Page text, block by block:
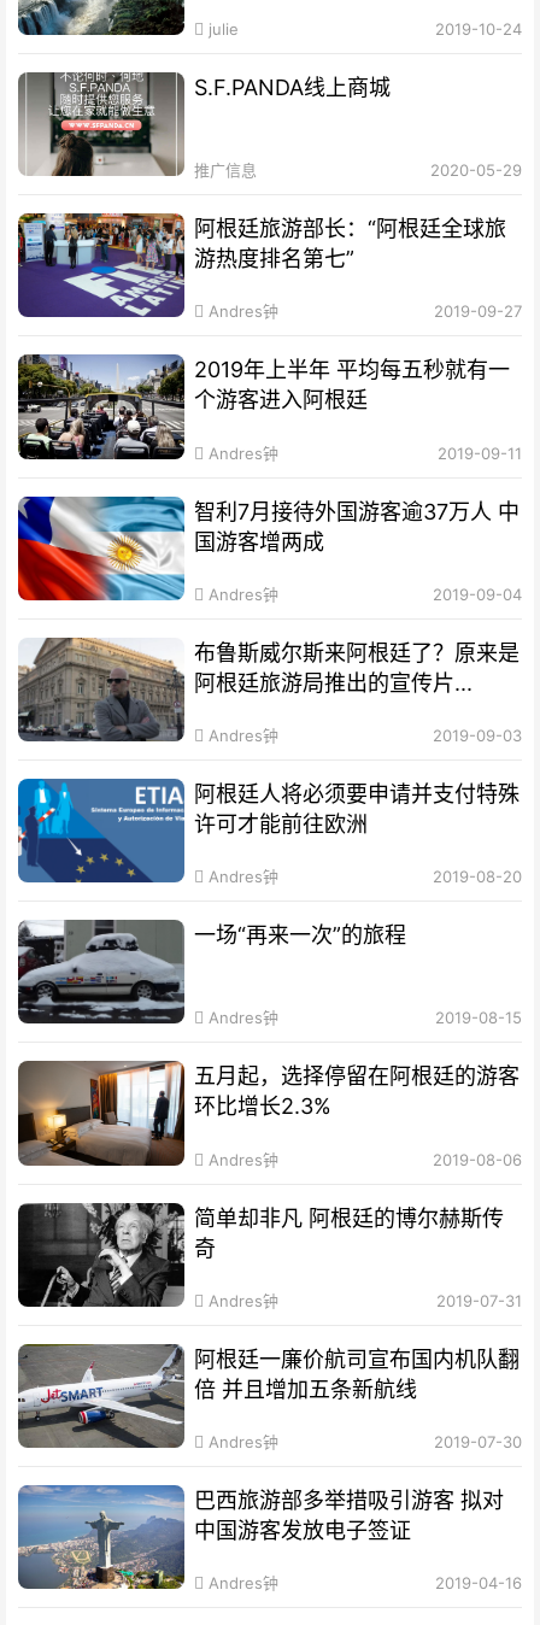
julie 2019-10-24
S.F.PANDA线上商城
推广信息 2020-05-29
阿根廷旅游部长：“阿根廷全球旅
游热度排名第七”
Andres钟 2019-09-27
2019年上半年 平均每五秒就有一
个游客进入阿根廷
Andres钟 2019-09-11
智利7月接待外国游客逾37万人 中
国游客增两成
Andres钟 2019-09-04
布鲁斯威尔斯来阿根廷了？原来是
阿根廷旅游局推出的宣传片...
Andres钟 2019-09-03
阿根廷人将必须要申请并支付特殊
许可才能前往欧洲
Andres钟 2019-08-20
一场“再来一次”的旅程
Andres钟 2019-08-15
五月起，选择停留在阿根廷的游客
环比增长2.3%
Andres钟 2019-08-06
简单却非凡 阿根廷的博尔赫斯传
奇
Andres钟 2019-07-31
阿根廷一廉价航司宣布国内机队翻
倍 并且增加五条新航线
Andres钟 2019-07-30
巴西旅游部多举措吸引游客 拟对
中国游客发放电子签证
Andres钟 2019-04-16